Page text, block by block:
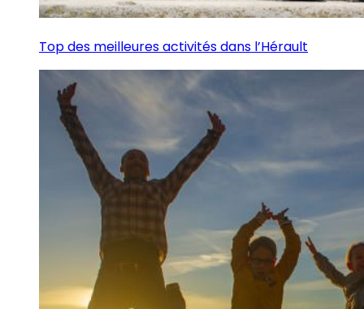
Top des meilleures activités dans l’Hérault